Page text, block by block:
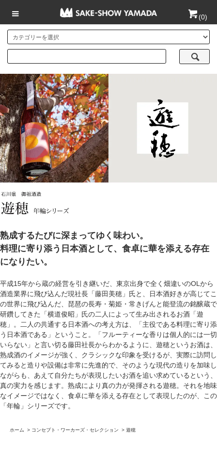
(0)
熟成するたびに深まってゆく味わい。
料理に寄り添う日本酒として、食卓に華を添える存在
になりたい。
平成15年から蔵の経営を引き継いだ、東京出身で全く畑違いのOLから
酒造業界に飛び込んだ現社長「藤田美穂」氏と、日本酒好きが高じてこ
の世界に飛び込んだ、琵琶の長寿・菊姫・常きげんと能登流の銘醸蔵で
研鑽してきた「横道俊昭」氏の二人によって生み出されるお酒「遊
穂」。二人の共通する日本酒への考え方は、「主役である料理に寄り添
う日本酒である」ということ。「フルーティーな香りは個人的には一切
いらない」と言い切る藤田社長からわかるように、遊穂というお酒は、
熟成酒のイメージが強く、クラシックな印象を受けるが、実際に訪問し
てみると造りや設備は非常に先進的で、そのような現代の造りを加味し
ながらも、あえて自分たちが表現したいお酒を追い求めているという、
真の実力を感じます。熟成により真の力が発揮される遊穂。それを地味
なイメージではなく、食卓に華を添える存在として表現したのが、この
「年輪」シリーズです。
ホーム > コンセプト・ワーカーズ・セレクション > 遊穂